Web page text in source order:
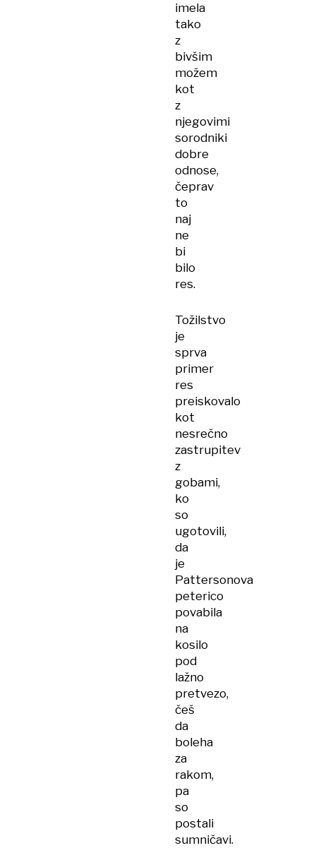
imela
tako
z
bivšim
možem
kot
z
njegovimi
sorodniki
dobre
odnose,
čeprav
to
naj
ne
bi
bilo
res.
Tožilstvo
je
sprva
primer
res
preiskovalo
kot
nesrečno
zastrupitev
z
gobami,
ko
so
ugotovili,
da
je
Pattersonova
peterico
povabila
na
kosilo
pod
lažno
pretvezo,
češ
da
boleha
za
rakom,
pa
so
postali
sumničavi.